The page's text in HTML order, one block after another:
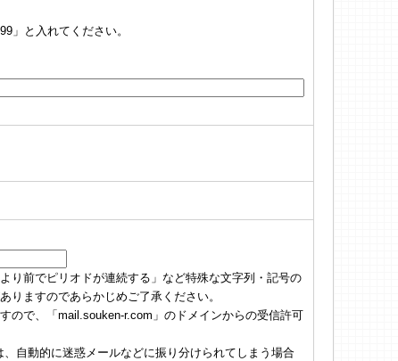
と入れてください。
り前でピリオドが連続する」など特殊な文字列・記号の
りますのであらかじめご了承ください。
ので、「mail.souken-r.com」のドメインからの受信許可
自動的に迷惑メールなどに振り分けられてしまう場合